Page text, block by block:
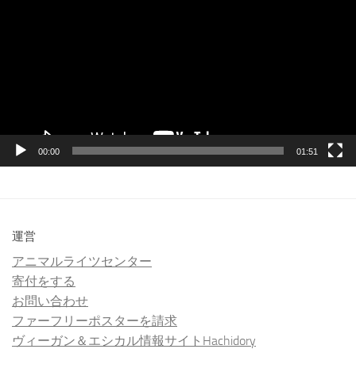
00:00 01:51
運営
アニマルライツセンター
寄付をする
お問い合わせ
ファーフリーポスターを請求
ヴィーガン＆エシカル情報サイトHachidory